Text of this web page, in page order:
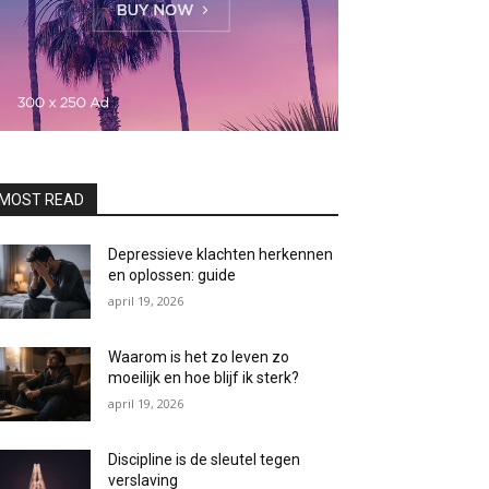
READ
Depressieve klachten herkennen
en oplossen: guide
april 19, 2026
Waarom is het zo leven zo
moeilijk en hoe blijf ik sterk?
april 19, 2026
Discipline is de sleutel tegen
verslaving